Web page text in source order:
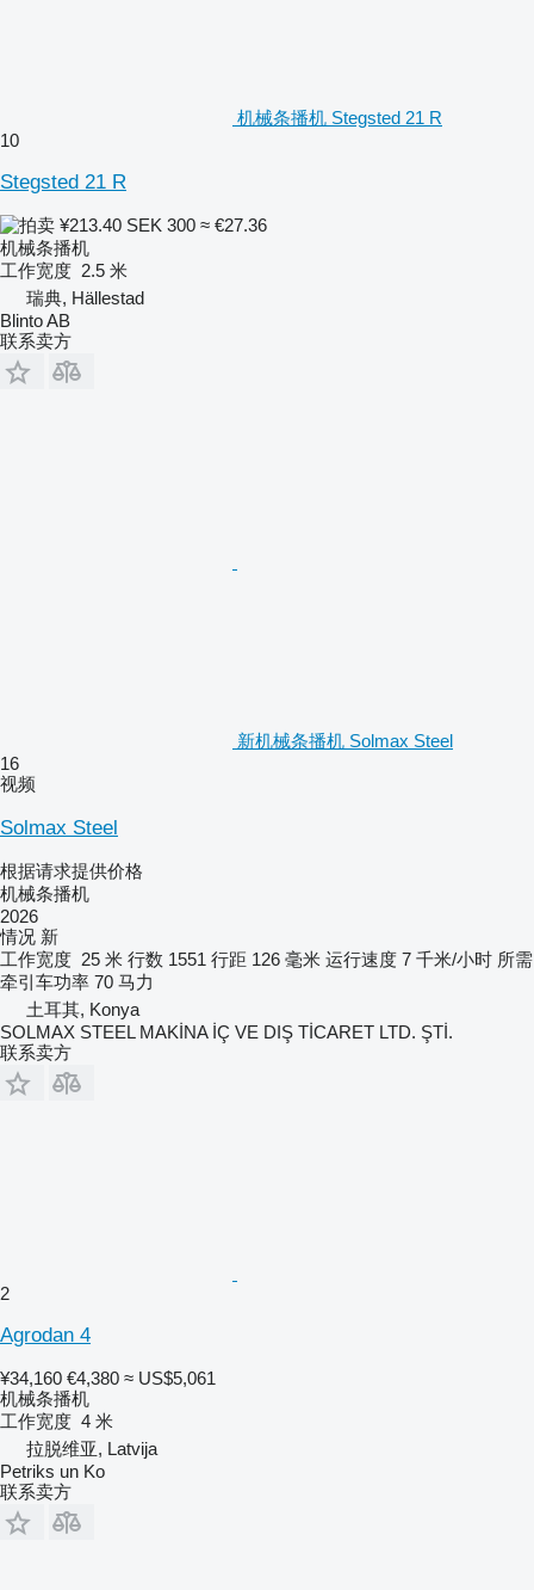
机械条播机 Stegsted 21 R
10
Stegsted 21 R
¥213.40 SEK 300 ≈ €27.36
机械条播机
工作宽度 2.5 米
瑞典, Hällestad
Blinto AB
联系卖方
新机械条播机 Solmax Steel
16
视频
Solmax Steel
根据请求提供价格
机械条播机
2026
情况 新
工作宽度 25 米 行数 1551 行距 126 毫米 运行速度 7 千米/小时 所需
牵引车功率 70 马力
土耳其, Konya
SOLMAX STEEL MAKİNA İÇ VE DIŞ TİCARET LTD. ŞTİ.
联系卖方
2
Agrodan 4
¥34,160 €4,380 ≈ US$5,061
机械条播机
工作宽度 4 米
拉脱维亚, Latvija
Petriks un Ko
联系卖方